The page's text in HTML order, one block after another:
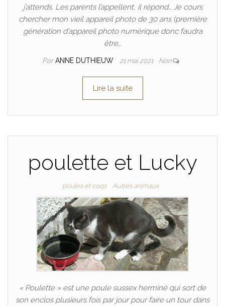
j’attends. Les parents l’appellent, il répond… Je cours
chercher mon vieil appareil photo de 30 ans (première
génération d’appareil photo numérique donc faudra
être…
ParANNE DUTHIEUW 21 mai 2021 Non
Lire la suite
poulette et Lucky
poules et coqs Autres animaux
« Poulette » est une poule sussex herminé qui sort de
son enclos plusieurs fois par jour pour faire un tour dans